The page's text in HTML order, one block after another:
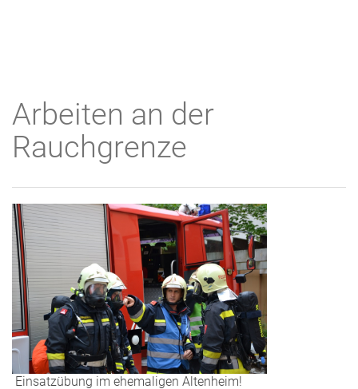
Arbeiten an der
Rauchgrenze
Einsatzübung im ehemaligen Altenheim!